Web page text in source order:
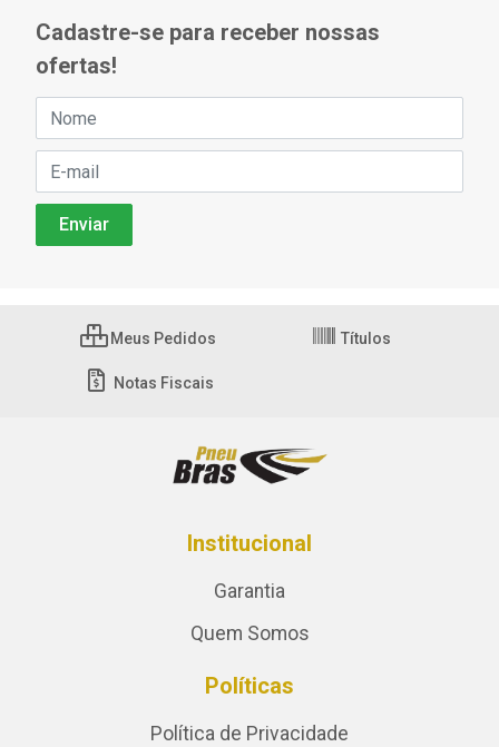
Cadastre-se para receber nossas
ofertas!
Meus Pedidos Títulos
Notas Fiscais
Institucional
Garantia
Quem Somos
Políticas
Política de Privacidade